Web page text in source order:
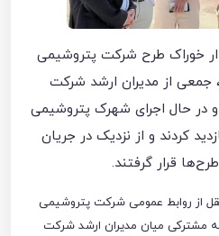
خوراک طرح شرکت پتروشیمی
جمعی از مدیران ارشد شرکت
و در حال اجرای شهرک پتروشیمی
کردند و از نزدیک در جریان
قرار گرفتند.
از روابط عمومی شرکت پتروشیمی
مشترکی میان مدیران ارشد شرکت